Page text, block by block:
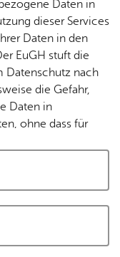
Daten in
dieser Services
Daten in den
EuGH stuft die
Datenschutz nach
die Gefahr,
Daten in
ohne dass für